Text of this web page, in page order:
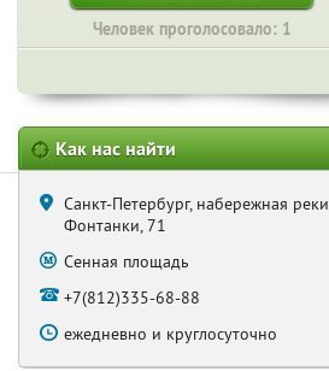
Человек проголосовало: 1
Как нас найти
Санкт-Петербург, набережная реки
Фонтанки, 71
Сенная площадь
+7(812)335-68-88
ежедневно и круглосуточно